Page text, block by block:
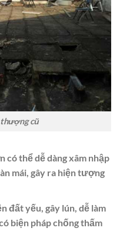
cũ
thể dễ dàng xâm nhập
mái, gây ra hiện tượng
đất yếu, gây lún, dễ làm
biện pháp chống thấm